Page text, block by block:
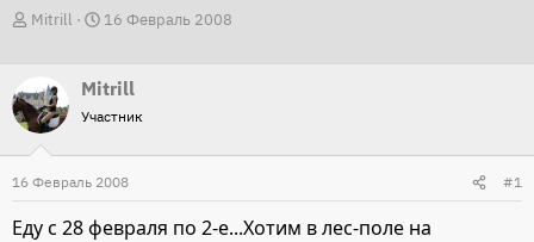
А
о
р
т
е
Mitrill
Д
а
ч
16 Февраль 2008
Mitrill
Участник
16 Февраль 2008 #1
Еду с 28 февраля по 2-е...Хотим в лес-поле на